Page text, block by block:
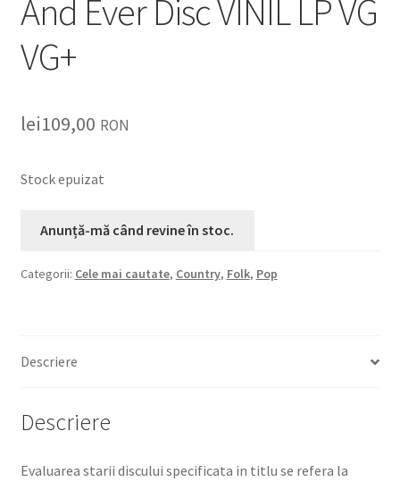
And Ever Disc VINIL LP VG
VG+
lei109,00 RON
Stock epuizat
Categorii: Cele mai cautate, Country, Folk, Pop
Descriere
Descriere
Evaluarea starii discului specificata in titlu se refera la